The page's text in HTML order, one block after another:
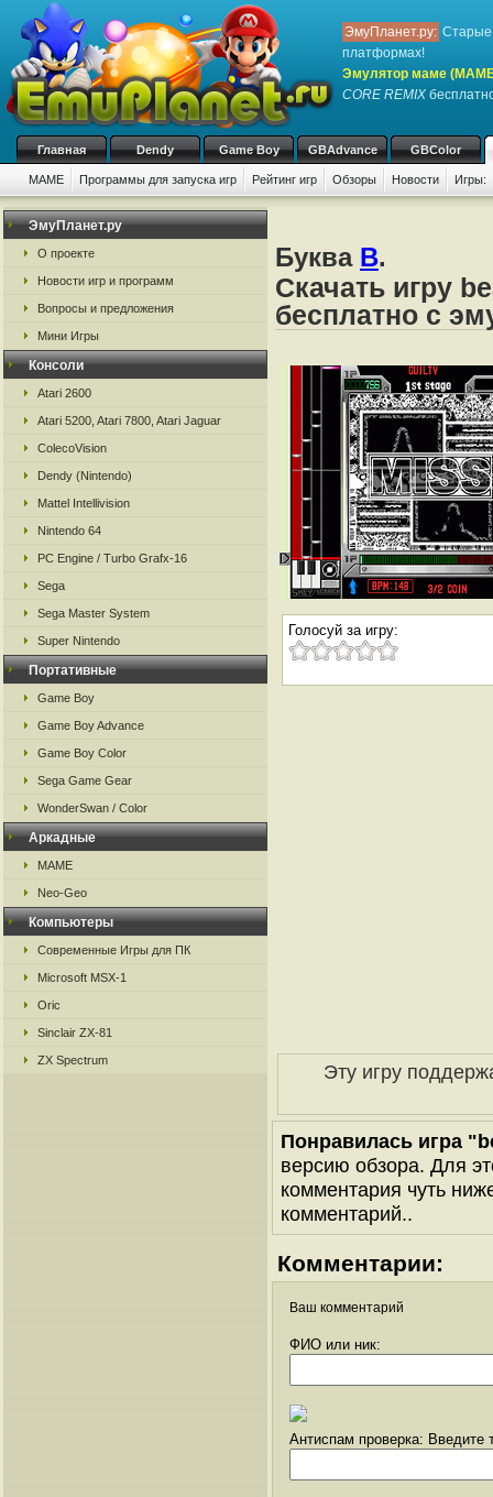
ЭмуПланет.ру: Старые
платформах!
Эмулятор маме
CORE REMIX
Главная Dendy Game Boy GBAdvance GBColor
MAME Программы для запуска игр Рейтинг игр Обзоры Новости Игры:
ЭмуПланет.ру
О проекте
Новости игр и программ
Вопросы и предложения
Мини Игры
Консоли
Atari 2600
Atari 5200, Atari 7800, Atari Jaguar
ColecoVision
Dendy (Nintendo)
Mattel Intellivision
Nintendo 64
PC Engine / Turbo Grafx-16
Sega
Sega Master System
Super Nintendo
Портативные
Game Boy
Game Boy Advance
Game Boy Color
Sega Game Gear
WonderSwan / Color
Аркадные
MAME
Neo-Geo
Компьютеры
Современные Игры для ПК
Microsoft MSX-1
Oric
Sinclair ZX-81
ZX Spectrum
Буква B.
Скачать игру
бесплатно с
Голосуй за игру:
Эту игру
Понравилась игра
версию обзора. Для
комментария чуть
комментарий..
Комментарии:
Ваш комментарий
ФИО или ник:
Антиспам проверка: Введите